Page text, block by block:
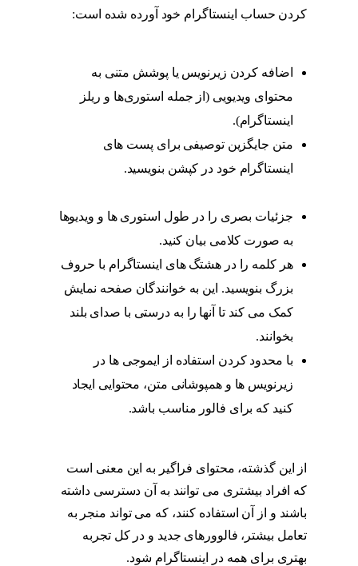
کردن حساب اینستاگرام خود آورده شده است:
اضافه کردن زیرنویس یا پوشش متنی به
محتوای ویدیویی (از جمله استوری‌ها و ریلز
اینستاگرام).
متن جایگزین توصیفی برای پست های
اینستاگرام خود در کپشن بنویسید.
جزئیات بصری را در طول استوری ها و ویدیوها
به صورت کلامی بیان کنید.
هر کلمه را در هشتگ های اینستاگرام با حروف
بزرگ بنویسید. این به خوانندگان صفحه نمایش
کمک می کند تا آنها را به درستی با صدای بلند
بخوانند.
با محدود کردن استفاده از ایموجی ها در
زیرنویس ها و همپوشانی متن، محتوایی ایجاد
کنید که برای فالور مناسب باشد.
از این گذشته، محتوای فراگیر به این معنی است
که افراد بیشتری می توانند به آن دسترسی داشته
باشند و از آن استفاده کنند، که می تواند منجر به
تعامل بیشتر، فالوورهای جدید و در کل تجربه
بهتری برای همه در اینستاگرام شود.